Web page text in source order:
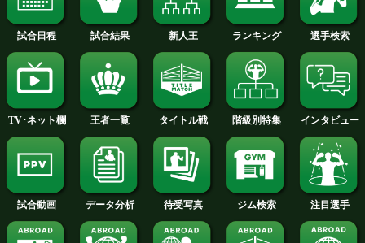
2016年
2015年
2014年
2013年